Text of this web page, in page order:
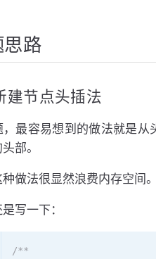
路
建节点头插法
，最容易想到的做法就是从
部。
做法很显然浪费内存空间。
写一下：
/**